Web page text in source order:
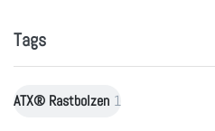
Tags
ATX® Rastbolzen 1